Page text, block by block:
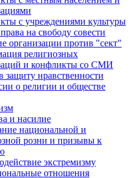
с учреждениями культуры
на свободу совести
организации против "сект"
религиозных
и конфликты со СМИ
защиту нравственности
о религии и обществе
и насилие
национальной и
розни и призывы к
экстремизму
отношения